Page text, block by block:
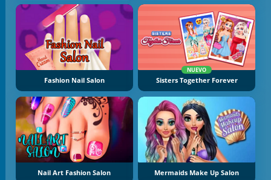
Fashion Nail Salon
NUEVO
Sisters Together Forever
Nail Art Fashion Salon Mermaids Make Up Salon